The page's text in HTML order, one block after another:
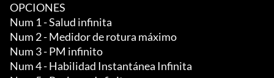
OPCIONES
Num 1 - Salud infinita
Num 2 - Medidor de rotura máximo
Num 3 - PM infinito
Num 4 - Habilidad Instantánea Infinita